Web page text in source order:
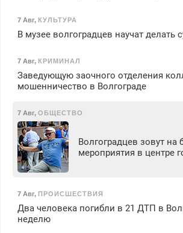
7 Авг, КУЛЬТУРА
В музее волгоградцев научат делать
7 Авг, КРИМИНАЛ
Заведующую заочного отделения
мошенничество в Волгограде
7 Авг, ОБЩЕСТВО
Волгоградцев зовут на
мероприятия в центре
7 Авг, ПРОИСШЕСТВИЯ
Два человека погибли в 21 ДТП в
неделю